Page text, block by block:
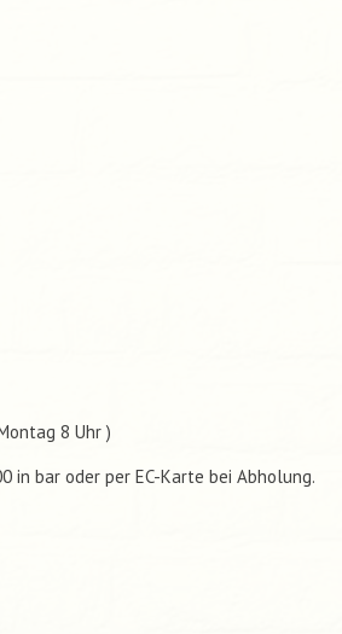
8 Uhr )
in bar oder per EC-Karte bei Abholung.